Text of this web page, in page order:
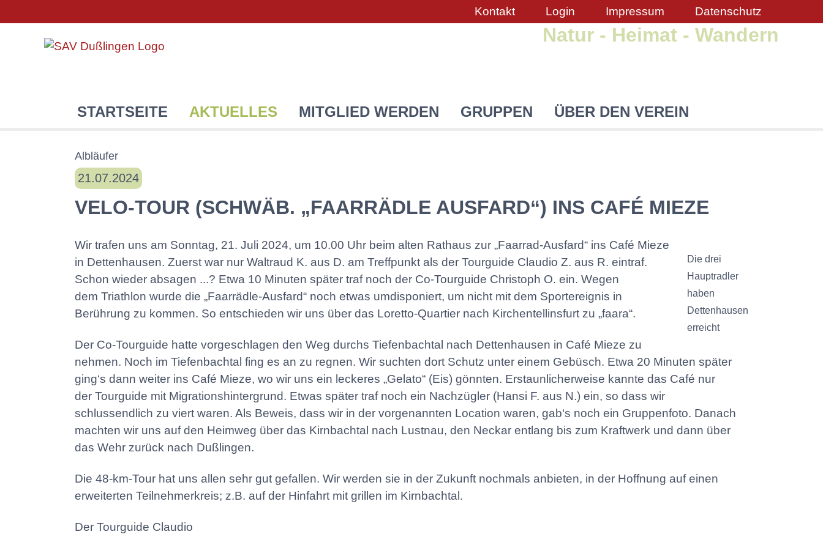
Kontakt Login Impressum Datenschutz
Natur - Heimat - Wandern
STARTSEITE AKTUELLES MITGLIED WERDEN GRUPPEN ÜBER DEN VEREIN
Albläufer
21.07.2024
VELO-TOUR (SCHWÄB. „FAARRÄDLE AUSFARD“) INS CAFÉ MIEZE
Die drei
Hauptradler
haben
Dettenhausen
erreicht
Wir trafen uns am Sonntag, 21. Juli 2024, um 10.00 Uhr beim alten Rathaus zur „Faarrad-Ausfard“ ins Café Mieze
in Dettenhausen. Zuerst war nur Waltraud K. aus D. am Treffpunkt als der Tourguide Claudio Z. aus R. eintraf.
Schon wieder absagen ...? Etwa 10 Minuten später traf noch der Co-Tourguide Christoph O. ein. Wegen
dem Triathlon wurde die „Faarrädle-Ausfard“ noch etwas umdisponiert, um nicht mit dem Sportereignis in
Berührung zu kommen. So entschieden wir uns über das Loretto-Quartier nach Kirchentellinsfurt zu „faara“.
Der Co-Tourguide hatte vorgeschlagen den Weg durchs Tiefenbachtal nach Dettenhausen in Café Mieze zu
nehmen. Noch im Tiefenbachtal fing es an zu regnen. Wir suchten dort Schutz unter einem Gebüsch. Etwa 20 Minuten später
ging‘s dann weiter ins Café Mieze, wo wir uns ein leckeres „Gelato“ (Eis) gönnten. Erstaunlicherweise kannte das Café nur
der Tourguide mit Migrationshintergrund. Etwas später traf noch ein Nachzügler (Hansi F. aus N.) ein, so dass wir
schlussendlich zu viert waren. Als Beweis, dass wir in der vorgenannten Location waren, gab‘s noch ein Gruppenfoto. Danach
machten wir uns auf den Heimweg über das Kirnbachtal nach Lustnau, den Neckar entlang bis zum Kraftwerk und dann über
das Wehr zurück nach Dußlingen.
Die 48-km-Tour hat uns allen sehr gut gefallen. Wir werden sie in der Zukunft nochmals anbieten, in der Hoffnung auf einen
erweiterten Teilnehmerkreis; z.B. auf der Hinfahrt mit grillen im Kirnbachtal.
Der Tourguide Claudio